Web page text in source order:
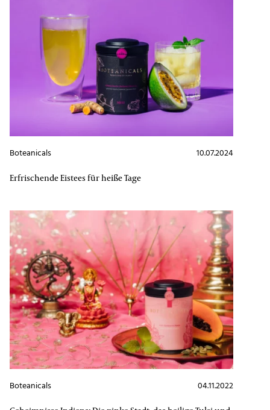
10.07.2024
Boteanicals
Erfrischende Eistees für heiße Tage
04.11.2022
Boteanicals